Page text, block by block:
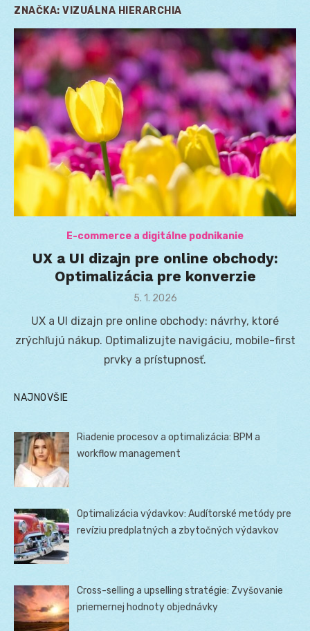
ZNAČKA: VIZUÁLNA HIERARCHIA
E-commerce a digitálne podnikanie
UX a UI dizajn pre online obchody:
Optimalizácia pre konverzie
Posted
5. 1. 2026
UX a UI dizajn pre online obchody: návrhy, ktoré
zrýchľujú nákup. Optimalizujte navigáciu, mobile-first
prvky a prístupnosť.
NAJNOVŠIE
Riadenie procesov a optimalizácia: BPM a
workflow management
Optimalizácia výdavkov: Audítorské metódy pre
revíziu predplatných a zbytočných výdavkov
Cross-selling a upselling stratégie: Zvyšovanie
priemernej hodnoty objednávky